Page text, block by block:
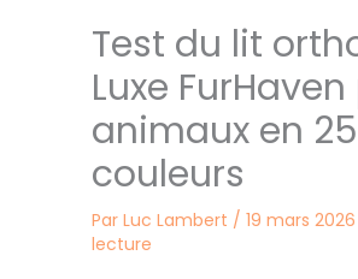
Test du lit
Luxe
animaux en 25
couleurs
Par Luc Lambert / 19 mars 2026
lecture